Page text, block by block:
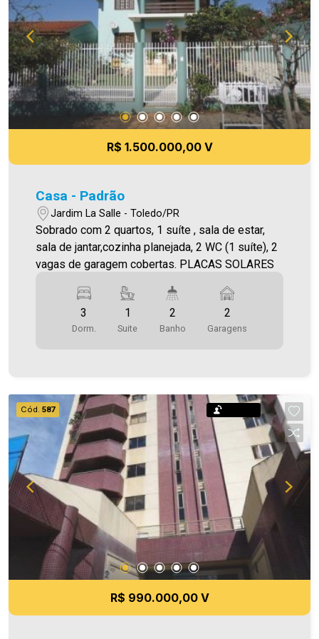
como realizar alterações de valores e imagens
sem aviso prévio. Fotos meramente ilustrativas.
R$ 1.500.000,00 V
Casa - Padrão
Jardim La Salle - Toledo/PR
Sobrado com 2 quartos, 1 suíte , sala de estar,
sala de jantar,cozinha planejada, 2 WC (1 suíte), 2
vagas de garagem cobertas. PLACAS SOLARES
3
Dorm.
1
Suite
2
Banho
2
Garagens
Cód. 587
R$ 990.000,00 V